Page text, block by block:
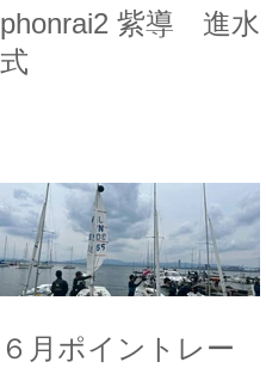
phonrai2 紫導 進水
式
６月ポイントレー